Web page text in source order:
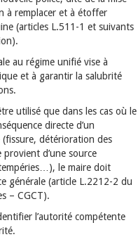
à remplacer et à étoffer
(articles L.511-1 et suivants
au régime unifié vise à
et à garantir la salubrité
utilisé que dans les cas où le
directe d’un
détérioration des
d’une source
le maire doit
générale (article L.2212-2 du
– CGCT).
l’autorité compétente